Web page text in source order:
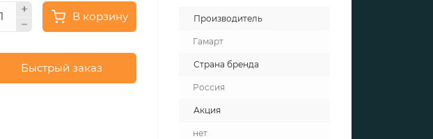
В корзину
Быстрый заказ
Производитель
Гамарт
Страна бренда
Россия
Акция
нет